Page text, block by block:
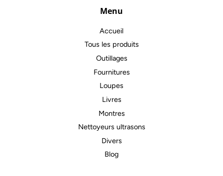
Menu
Accueil
Tous les produits
Outillages
Fournitures
Loupes
Livres
Montres
Nettoyeurs ultrasons
Divers
Blog